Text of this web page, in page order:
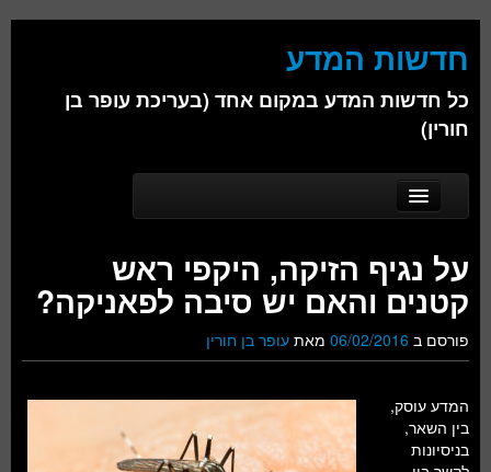
חדשות המדע
כל חדשות המדע במקום אחד (בעריכת עופר בן
חורין)
Main menu
Skip to primary content
Skip to secondary content
אודות
ביולוגיה
כימיה
פיזיקה
חברה
על נגיף הזיקה, היקפי ראש
קטנים והאם יש סיבה לפאניקה?
פורסם ב 06/02/2016 מאת עופר בן חורין
המדע עוסק,
בין השאר,
בניסיונות